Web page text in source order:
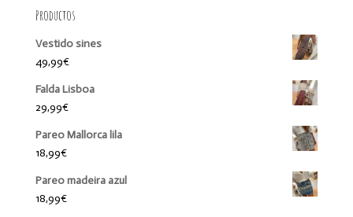
Productos
Vestido sines
49,99€
Falda Lisboa
29,99€
Pareo Mallorca lila
18,99€
Pareo madeira azul
18,99€